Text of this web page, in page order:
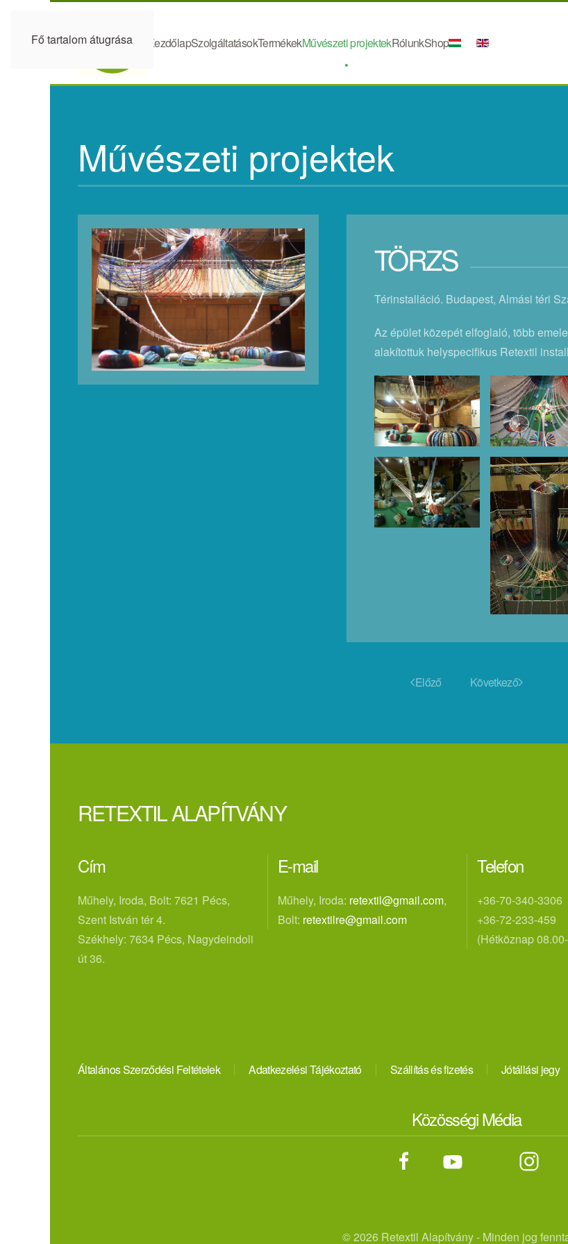
Fő tartalom átugrása KezdőlapSzolgáltatásokTermékekMűvészeti projektekRólunkShop
Művészeti projektek
TÖRZS
Térinstalláció. Budapest, Almási téri
Az épület közepét elfoglaló, több
alakítottuk helyspecifikus Retextil
Előző Következő
RETEXTIL ALAPÍTVÁNY
Cím
Műhely, Iroda, Bolt: 7621 Pécs,
Szent István tér 4.
Székhely: 7634 Pécs, Nagydeindoli
út 36.
E-mail
Műhely, Iroda: retextil@gmail.com,
Bolt: retextilre@gmail.com
Telefon
+36-70-340-3306
+36-72-233-459
(Hétköznap
Általános Szerződési Feltételek Adatkezelési Tájékoztató Szállítás és fizetés Jótállási jegy
Közösségi Média
©2026 Retextil Alapítvány - Minden jog